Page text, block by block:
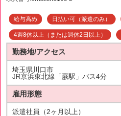
給与高め 日払い可（派遣のみ）
4週8休以上（または週休2日以上）
勤務地/アクセス
埼玉県川口市
JR京浜東北線「蕨駅」バス4分
雇用形態
派遣社員（2ヶ月以上）